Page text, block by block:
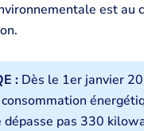
est au
: Dès le 1er janvier
dépasse pas 330